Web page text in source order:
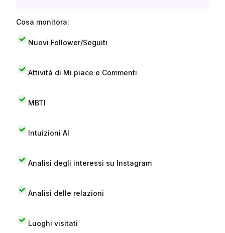
Cosa monitora:
Nuovi Follower/Seguiti
Attività di Mi piace e Commenti
MBTI
Intuizioni AI
Analisi degli interessi su Instagram
Analisi delle relazioni
Luoghi visitati